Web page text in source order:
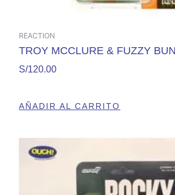
REACTION
TROY MCCLURE & FUZZY
S/120.00
AÑADIR AL CARRITO